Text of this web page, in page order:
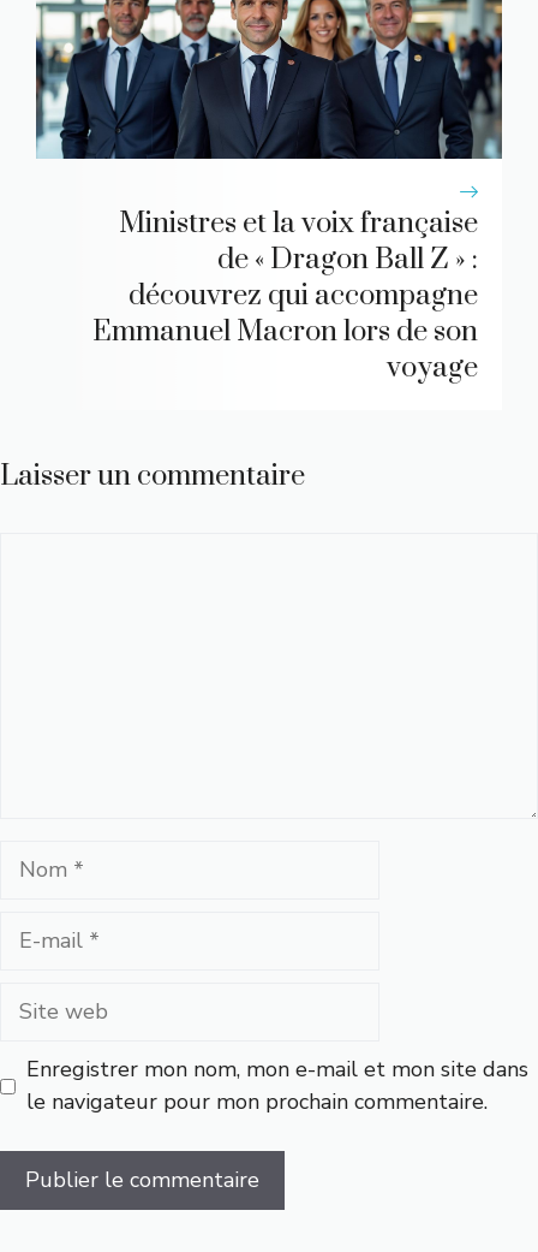
Ministres et la voix française
de « Dragon Ball Z » :
découvrez qui accompagne
Emmanuel Macron lors de son
voyage
Laisser un commentaire
Nom
Site
Enregistrer mon nom, mon e-mail et mon site dans
le navigateur pour mon prochain commentaire.